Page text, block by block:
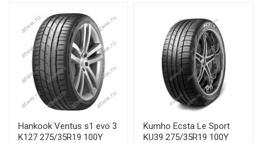
Hankook Ventus s1 evo 3
K127 275/35R19 100Y
Kumho Ecsta Le Sport
KU39 275/35R19 100Y